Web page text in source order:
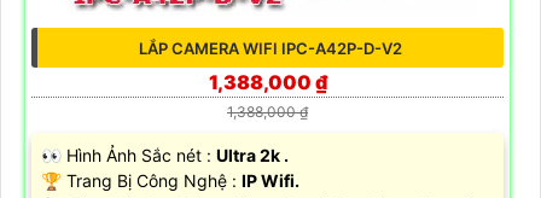
LẮP CAMERA WIFI IPC-A42P-D-V2
1,388,000 ₫
1,388,000 ₫
️👀 Hình Ảnh Sắc nét : Ultra 2k .
🏆 Trang Bị Công Nghệ : IP Wifi.